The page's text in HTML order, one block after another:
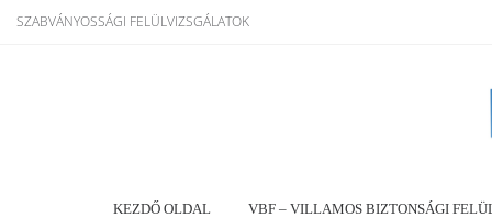
SZABVÁNYOSSÁGI FELÜLVIZSGÁLATOK
KEZDŐ OLDAL VBF – VILLAMOS BIZTONSÁGI